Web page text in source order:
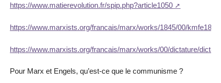
https://www.matierevolution.fr/spip.php?article1050
https://www.marxists.org/francais/marx/works/1845/00/
https://www.marxists.org/francais/marx/works/00/dictature/
Pour Marx et Engels, qu’est-ce que le communisme ?